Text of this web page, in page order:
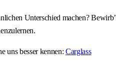
Unterschied machen? Bewirb’
uns besser kennen:Carglass